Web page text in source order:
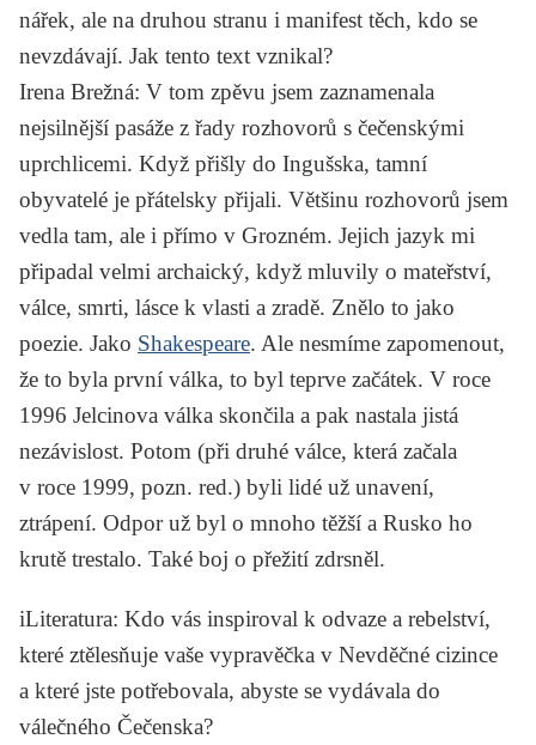
nářek, ale na druhou stranu i manifest těch, kdo se
nevzdávají. Jak tento text vznikal?
Irena Brežná: V tom zpěvu jsem zaznamenala
nejsilnější pasáže z řady rozhovorů s čečenskými
uprchlicemi. Když přišly do Ingušska, tamní
obyvatelé je přátelsky přijali. Většinu rozhovorů jsem
vedla tam, ale i přímo v Grozném. Jejich jazyk mi
připadal velmi archaický, když mluvily o mateřství,
válce, smrti, lásce k vlasti a zradě. Znělo to jako
poezie. Jako Shakespeare. Ale nesmíme zapomenout,
že to byla první válka, to byl teprve začátek. V roce
1996 Jelcinova válka skončila a pak nastala jistá
nezávislost. Potom (při druhé válce, která začala
v roce 1999, pozn. red.) byli lidé už unavení,
ztrápení. Odpor už byl o mnoho těžší a Rusko ho
krutě trestalo. Také boj o přežití zdrsněl.
iLiteratura: Kdo vás inspiroval k odvaze a rebelství,
které ztělesňuje vaše vypravěčka v Nevděčné cizince
a které jste potřebovala, abyste se vydávala do
válečného Čečenska?